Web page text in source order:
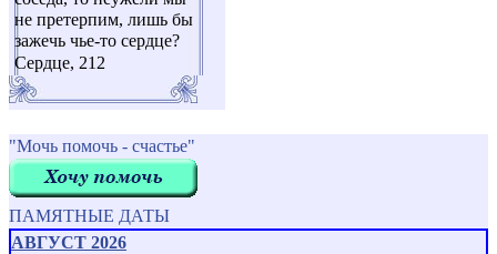
не претерпим, лишь бы
зажечь чье-то сердце?
Сердце, 212
"Мочь помочь - счастье"
ПАМЯТНЫЕ ДАТЫ
АВГУСТ 2026